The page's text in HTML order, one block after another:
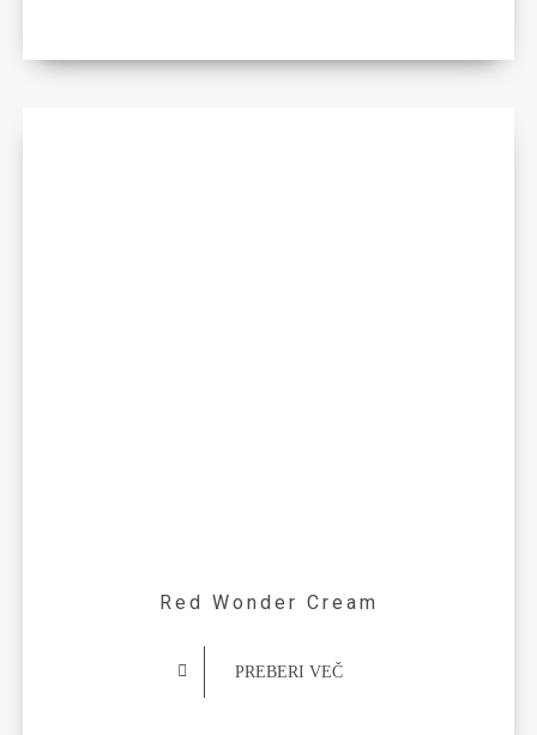
Red Wonder Cream
PREBERI VEČ